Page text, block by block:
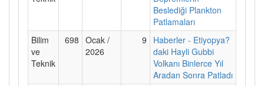
Beslediği Plankton
Patlamaları
Bilim
ve
Teknik
698 Ocak /
2026
9
Haberler - Etiyopya?
daki Hayli Gubbi
Volkanı Binlerce Yıl
Aradan Sonra Patladı